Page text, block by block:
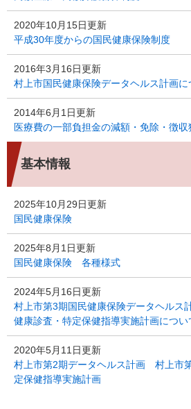
2020年10月15日更新
平成30年度からの国民健康保険制度
2016年3月16日更新
村上市国民健康保険データヘルス計画に
2014年6月1日更新
医療費の一部負担金の減額・免除・徴
基本情報
2025年10月29日更新
国民健康保険
2025年8月1日更新
国民健康保険 各種様式
2024年5月16日更新
村上市第3期国民健康保険データヘル
健康診査・特定保健指導実施計画につい
2020年5月11日更新
村上市第2期データヘルス計画 村上市
定保健指導実施計画